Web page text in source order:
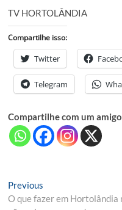
TV HORTOLÂNDIA
Compartilhe isso:
Twitter
Telegram
Compartilhe com um
Navegação
Previous
post:
O que fazer em Hortolândia